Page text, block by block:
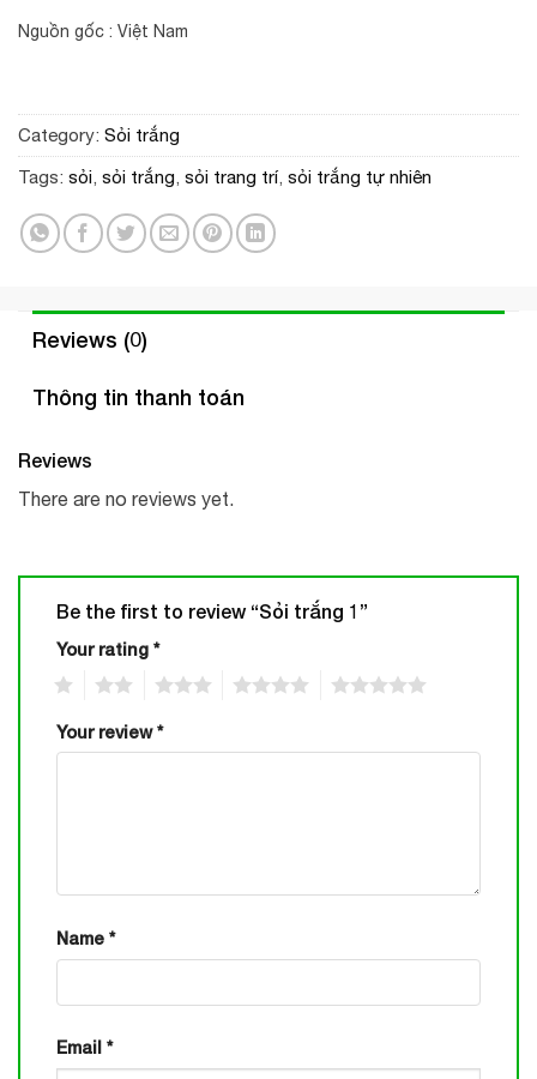
Nguồn gốc : Việt Nam
Category: Sỏi trắng
Tags: sỏi, sỏi trắng, sỏi trang trí, sỏi trắng tự nhiên
Reviews (0)
Thông tin thanh toán
Reviews
There are no reviews yet.
Be the first to review “Sỏi trắng 1”
Your rating *
Your review*
Name *
Email *